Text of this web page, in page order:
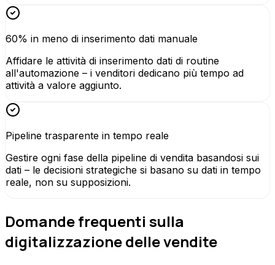
60% in meno di inserimento dati manuale
Affidare le attività di inserimento dati di routine
all'automazione – i venditori dedicano più tempo ad
attività a valore aggiunto.
Pipeline trasparente in tempo reale
Gestire ogni fase della pipeline di vendita basandosi sui
dati – le decisioni strategiche si basano su dati in tempo
reale, non su supposizioni.
Domande frequenti sulla
digitalizzazione delle vendite